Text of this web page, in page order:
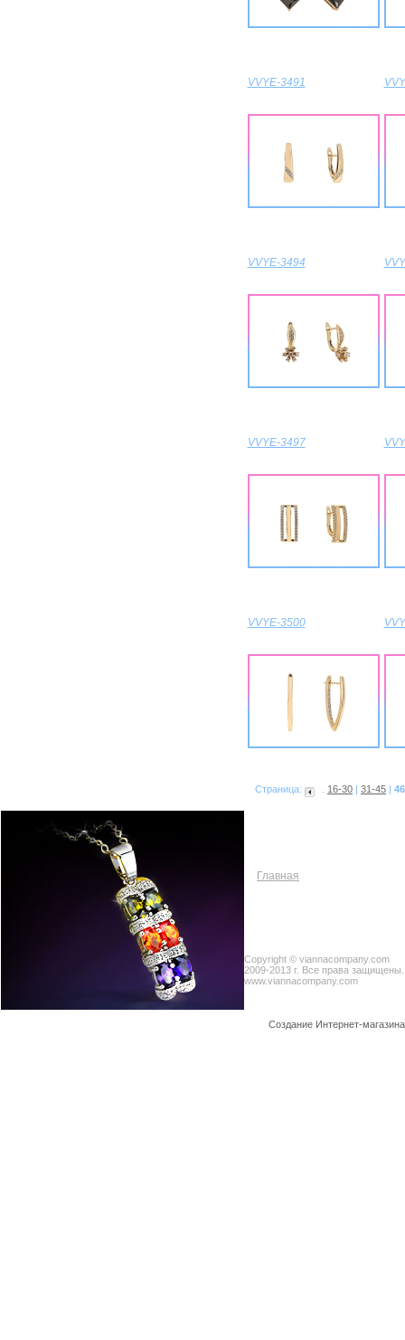
VVYE-3491
VVYE-3494
VVYE-3497
VVYE-3500
Страница: . 16-30 31-45
Главная
Copyright © viannacompany.com
2009-2013 г. Все права защищены.
www.viannacompany.com
Создание Интернет-